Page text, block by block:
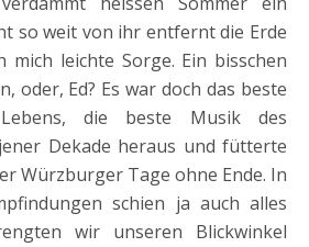
so weit von ihr entfernt die Erde
mich leichte Sorge. Ein bisschen
oder, Ed? Es war doch das beste
die beste Musik des
Dekade heraus und fütterte
Würzburger Tage ohne Ende. In
schien ja auch alles
wir unseren Blickwinkel